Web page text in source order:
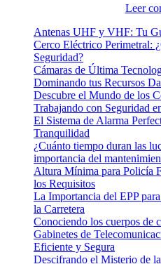
Leer
Antenas UHF y VHF: Tu
Cerco Eléctrico Perimetral:
Seguridad?
Cámaras de Última
Dominando tus Recursos
Descubre el Mundo de los
Trabajando con Seguridad
El Sistema de Alarma
Tranquilidad
¿Cuánto tiempo duran las
importancia del
Altura Mínima para Policía
los Requisitos
La Importancia del EPP
la Carretera
Conociendo los cuerpos de
Gabinetes de
Eficiente y Segura
Descifrando el Misterio de